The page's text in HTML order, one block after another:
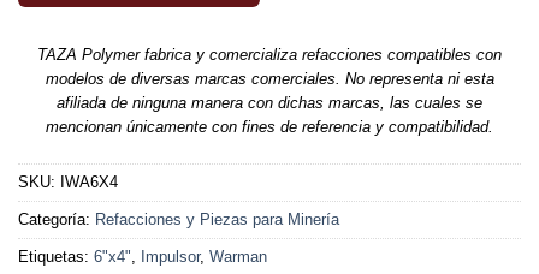
TAZA Polymer fabrica y comercializa refacciones compatibles con
modelos de diversas marcas comerciales. No representa ni esta
afiliada de ninguna manera con dichas marcas, las cuales se
mencionan únicamente con fines de referencia y compatibilidad.
SKU: IWA6X4
Categoría: Refacciones y Piezas para Minería
Etiquetas: 6"x4", Impulsor, Warman